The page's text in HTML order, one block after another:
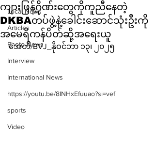
Local News
Articles
Photo News
Interview
International News
https://youtu.be/8lNHxEfuuao?si=vef
sports
Video
ကျားဖြန့်ဂိုဏ်း​တွေကိုကူညီ​​နေတဲ့
DKBAတပ်ဖွဲ့နဲ့ခေါင်း​ဆောင်သုံးဦးကို
အမေရိကန်ပိတ်ဆို့အရေးယူ
အေတီ/BVJ_နိုဝင်ဘာ ၁၃၊ ၂၀၂၅